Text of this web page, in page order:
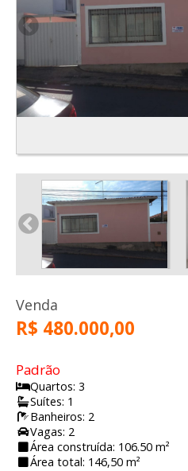
Venda
R$ 480.000,00
Padrão
Quartos: 3
Suítes: 1
Banheiros: 2
Vagas: 2
Área construída: 106.50 m²
Área total: 146,50 m²